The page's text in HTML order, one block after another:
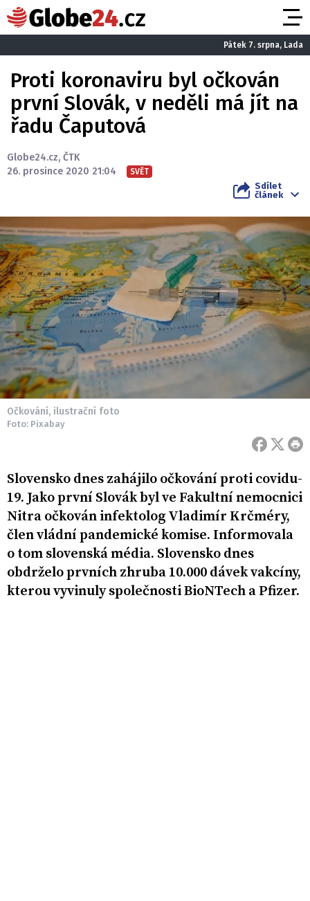
Pátek 7. srpna, Lada
Proti koronaviru byl očkován
první Slovák, v neděli má jít na
řadu Čaputová
Globe24.cz, ČTK
26. prosince 2020 21:04
SVĚT
Sdílet
článek
Očkování, ilustrační foto
Foto: Pixabay
Slovensko dnes zahájilo očkování proti covidu-
19. Jako první Slovák byl ve Fakultní nemocnici
Nitra očkován infektolog Vladimír Krčméry,
člen vládní pandemické komise. Informovala
o tom slovenská média. Slovensko dnes
obdrželo prvních zhruba 10.000 dávek vakcíny,
kterou vyvinuly společnosti BioNTech a Pfizer.